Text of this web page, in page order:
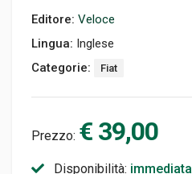
Editore: Veloce
Lingua: Inglese
Categorie:
Fiat
Prezzo: € 39,00
Disponibilità: immediata